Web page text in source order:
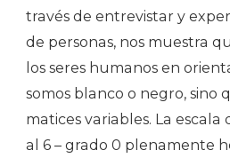
través de entrevistar y
de personas, nos muestra
los seres humanos en
somos blanco o negro, sino
matices variables. La
al 6 – grado 0 plenamente